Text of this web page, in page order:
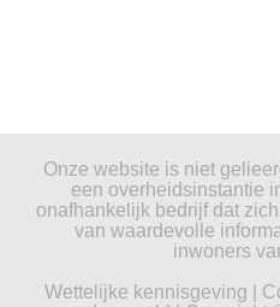
Onze website is niet
een overheidsinstantie
onafhankelijk bedrijf dat
van waardevolle
inwoners
Wettelijke kennisgeving